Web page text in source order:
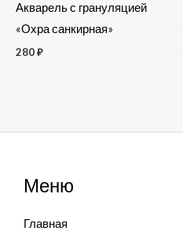
Акварель с грануляцией
«Охра санкирная»
280₽
Меню
Главная